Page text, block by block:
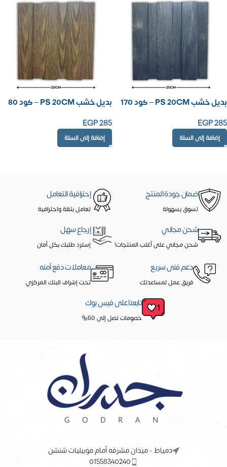
بديل خشب PS 20CM – كود 170
EGP285
إضافة إلى السلة
بديل خشب PS 20CM – كود 80
EGP285
إضافة إلى السلة
ضمان جودة المنتج
تسوق بسهولة
إحترافية التعامل
تعامل بثقة واحترافية
شحن مجاني
شحن مجاني على أغلب المنتجات!
إرجاع سهل
إسترد طلبك بكل أمان
دعم فنى سريع
فريق عمل لمساعدتك
معاملات دفع آمنه
تحت إشراف البنك المركزي
تابعنا على فيس بوك
خصومات تصل إلى 60%
دمياط - ميدان مشرفه أمام موبيليات شنشن
01558340240